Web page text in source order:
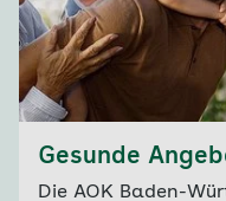
Gesunde
Die AOK Baden-